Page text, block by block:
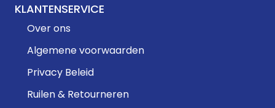
KLANTENSERVICE
Over ons
Algemene voorwaarden
Privacy Beleid
Ruilen & Retourneren